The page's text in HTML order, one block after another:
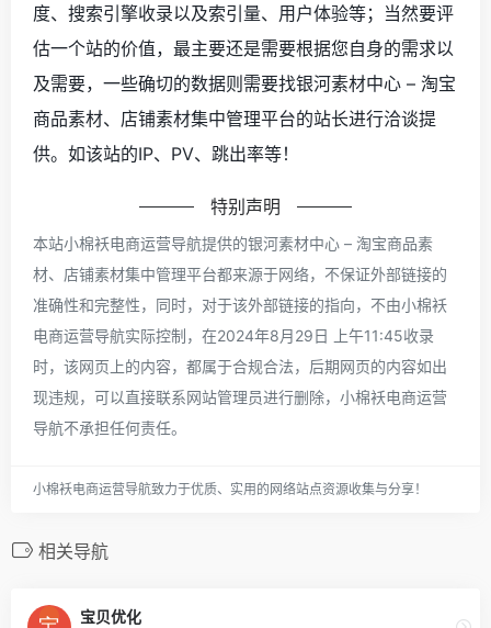
度、搜索引擎收录以及索引量、用户体验等；当然要评
估一个站的价值，最主要还是需要根据您自身的需求以
及需要，一些确切的数据则需要找银河素材中心 – 淘宝
商品素材、店铺素材集中管理平台的站长进行洽谈提
供。如该站的IP、PV、跳出率等！
特别声明
本站小棉袄电商运营导航提供的银河素材中心 – 淘宝商品素
材、店铺素材集中管理平台都来源于网络，不保证外部链接的
准确性和完整性，同时，对于该外部链接的指向，不由小棉袄
电商运营导航实际控制，在2024年8月29日 上午11:45收录
时，该网页上的内容，都属于合规合法，后期网页的内容如出
现违规，可以直接联系网站管理员进行删除，小棉袄电商运营
导航不承担任何责任。
小棉袄电商运营导航致力于优质、实用的网络站点资源收集与分享！
相关导航
宝贝优化